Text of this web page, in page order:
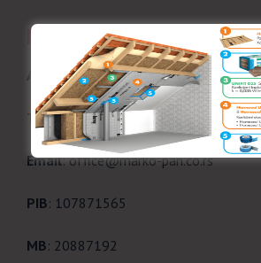
MARKO-PAN d.o.o.
Adresa: Jabučki put 235A, Pančevo
Telefon: 064 173 1773, 013 2583077
Email: office@marko-pan.co.rs
PIB: 107871565
MB: 20887192